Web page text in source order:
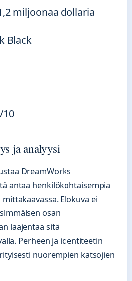
miljoonaa dollaria
Black
10
ja analyysi
DreamWorks
antaa henkilökohtaisempia
Elokuva ei
osan
laajentaa sitä
Perheen ja identiteetin
nuorempien katsojien